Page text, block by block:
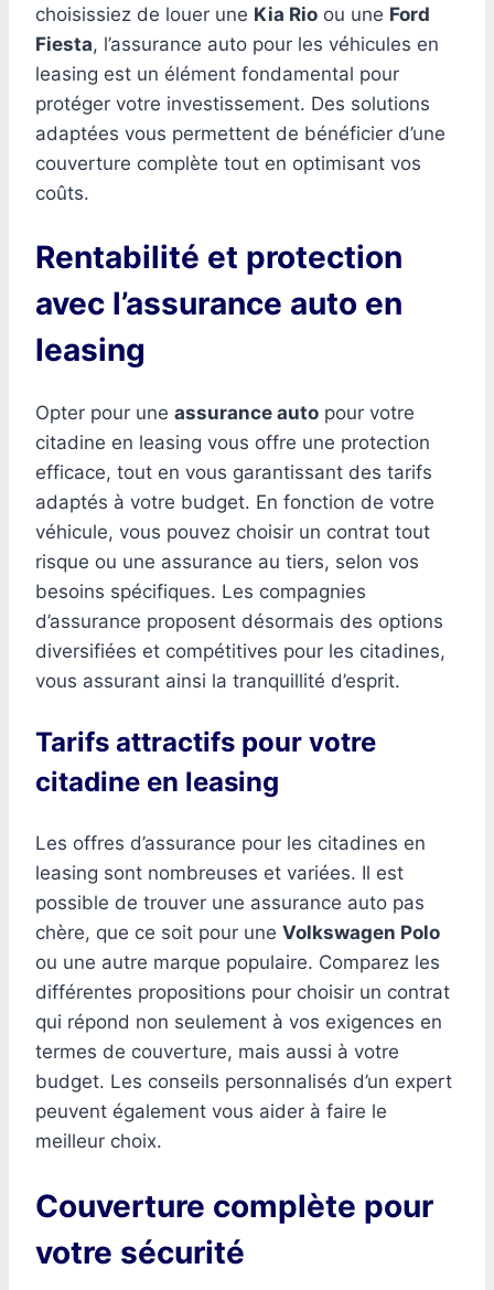
choisissiez de louer une Kia Rio ou une Ford
Fiesta, l’assurance auto pour les véhicules en
leasing est un élément fondamental pour
protéger votre investissement. Des solutions
adaptées vous permettent de bénéficier d’une
couverture complète tout en optimisant vos
coûts.
Rentabilité et protection
avec l’assurance auto en
leasing
Opter pour une assurance auto pour votre
citadine en leasing vous offre une protection
efficace, tout en vous garantissant des tarifs
adaptés à votre budget. En fonction de votre
véhicule, vous pouvez choisir un contrat tout
risque ou une assurance au tiers, selon vos
besoins spécifiques. Les compagnies
d’assurance proposent désormais des options
diversifiées et compétitives pour les citadines,
vous assurant ainsi la tranquillité d’esprit.
Tarifs attractifs pour votre
citadine en leasing
Les offres d’assurance pour les citadines en
leasing sont nombreuses et variées. Il est
possible de trouver une assurance auto pas
chère, que ce soit pour une Volkswagen Polo
ou une autre marque populaire. Comparez les
différentes propositions pour choisir un contrat
qui répond non seulement à vos exigences en
termes de couverture, mais aussi à votre
budget. Les conseils personnalisés d’un expert
peuvent également vous aider à faire le
meilleur choix.
Couverture complète pour
votre sécurité